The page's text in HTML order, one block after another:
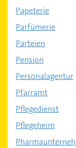
Papeterie
Parfümerie
Parteien
Pension
Personalagentur
Pfarramt
Pflegedienst
Pflegeheim
Pharmaunterneh